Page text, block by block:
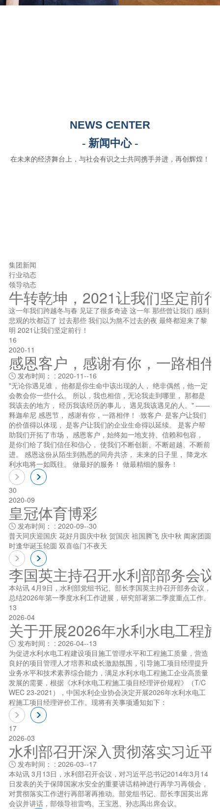
NEWS CENTER
- 新闻中心 -
在未来的经济舞台上，与社会有识之士共同携手并进，再创辉煌！
集团新闻
行业动态
领导动态
牛转乾坤，2021让我们坚定前
这一年我们跨越冬与春 见证了很多奇迹 这一年 那些曾让我们 感到
悲观的坎都迈了 过去那些 我们以为熬不过去的夜 最终都迎来了黎
明 2021让我们坚定前行！
16
2020-11
感恩客户，感谢有你，一路相伴
发布时间： : 2020-11--16
"无论你遇见谁， 他都是你生命中该出现的人， 绝非偶然，他一定
会教会你一些什么。 所以，我也相信，无论我走到哪里， 那都是
我该去的地方， 经历我该经历的事儿， 遇见我该遇见的人。" ——
释迦牟尼 感恩节， 感谢有你，一路相伴！ ·致客户· 是客户让我们
的价值得以体现， 是客户让我们的企业生命得以延续。 是客户帮
助我们开拓了市场， 感恩客户，始终如一地支持、信赖和包容，
是你们给了我们信任和信心， 使我们不断创新、不断超越、不断前
进。 感恩这份从陌生到熟悉的同舟共济， 未来的日子里， 降龙水
利水电将一如既往。 做最好的服务！ 做最精细的服务！
30
2020-09
皇冠体育博彩
发布时间： : 2020-09--30
普天同庆迎国庆 花好月圆庆中秋 贺国庆 祖国腾飞 庆中秋 阖家团圆
时逢华诞玉轮圆 双喜临门不夜天
李国英主持召开水利部部务会议
本站讯 4月9日，水利部党组书记、部长李国英主持召开部务会议，
总结2026年第一季度水利工作进展，研究部署第二季度重点工作。
13
2026-04
关于开展2026年水利水电工程
发布时间： : 2026-04--13
为促进水利水电工程建设项目施工管理水平和工程施工质量，营造
良好的项目管理人才培养和成长激励氛围，引导施工项目经理提升
业务水平和技术素养综合能力，满足水利水电工程施工企业高质量
发展的需要，根据《水利水电工程施工项目经理评价规程》（T/C
WEC 23-2021），中国水利企业协会决定开展2026年水利水电工
程施工项目经理评价工作。现将有关事项通知如下：
17
2026-03
水利部召开深入贯彻落实习近
发布时间： : 2026-03--17
本站讯 3月13日，水利部召开会议，对习近平总书记2014年3月14
日发表的关于保障国家水安全的重要讲话精神进行再学习再领会，
对贯彻落实工作进行再部署再推动。部党组书记、部长李国英出席
会议并讲话，部领导祖雷鸣、王宝恩、孙志禹出席会议。